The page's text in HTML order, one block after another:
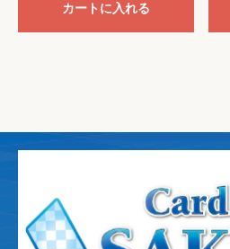
カートに入れる